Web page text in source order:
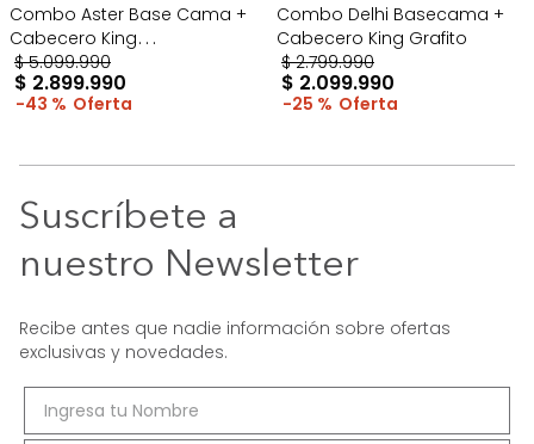
Combo Aster Base Cama +
Cabecero King
Taupe/Madera
$ 5.099.990
$ 2.899.990
43 %
Combo Delhi Basecama +
Cabecero King Grafito
$ 2.799.990
$ 2.099.990
25 %
Suscríbete a
nuestro Newsletter
Recibe antes que nadie información sobre ofertas
exclusivas y novedades.